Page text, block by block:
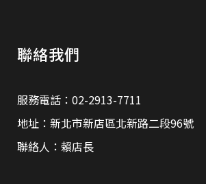
聯絡我們
服務電話：02-2913-7711
地址：新北市新店區北新路二段96號
聯絡人：賴店長